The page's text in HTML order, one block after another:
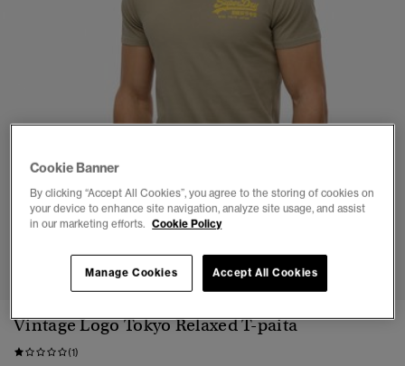
Vintage Logo Tokyo Relaxed T-paita
(1)
Cookie Banner
By clicking “Accept All Cookies”, you agree to the storing of cookies on
your device to enhance site navigation, analyze site usage, and assist
in our marketing efforts. Cookie Policy
Accept All Cookies
Manage Cookies